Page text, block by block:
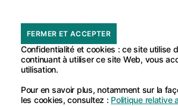
Confidentialité et cookies : ce site utilise
continuant à utiliser ce site Web, vous
utilisation.
Pour en savoir plus, notamment sur la
les cookies, consultez : Politique relative